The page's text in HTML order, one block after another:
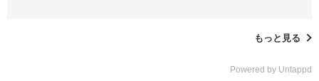
もっと見る
Powered by Untappd